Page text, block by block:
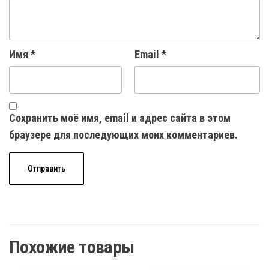
Имя * Email *
Сохранить моё имя, email и адрес сайта в этом
браузере для последующих моих комментариев.
Похожие товары